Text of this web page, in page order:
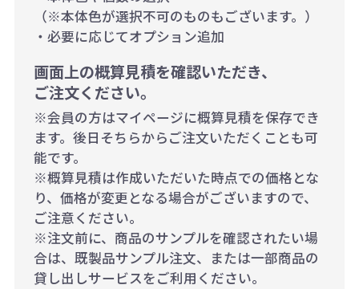
（※本体色が選択不可のものもございます。）
・必要に応じてオプション追加
画面上の概算見積を確認いただき、
ご注文ください。
※会員の方はマイページに概算見積を保存でき
ます。後日そちらからご注文いただくことも可
能です。
※概算見積は作成いただいた時点での価格とな
り、価格が変更となる場合がございますので、
ご注意ください。
※注文前に、商品のサンプルを確認されたい場
合は、既製品サンプル注文、または一部商品の
貸し出しサービスをご利用ください。